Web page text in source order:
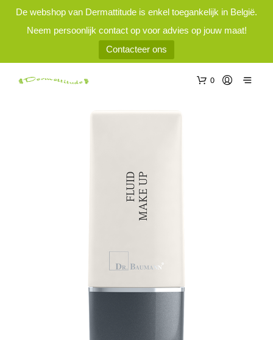
De webshop van Dermattitude is enkel toegankelijk in België.
Neem persoonlijk contact op voor advies op jouw maat!
Contacteer ons
0